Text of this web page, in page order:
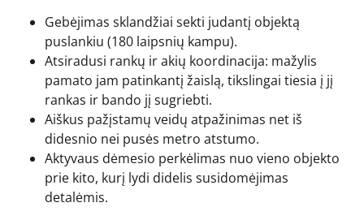
Gebėjimas sklandžiai sekti judantį objektą
puslankiu (180 laipsnių kampu).
Atsiradusi rankų ir akių koordinacija: mažylis
pamato jam patinkantį žaislą, tikslingai tiesia į jį
rankas ir bando jį sugriebti.
Aiškus pažįstamų veidų atpažinimas net iš
didesnio nei pusės metro atstumo.
Aktyvaus dėmesio perkėlimas nuo vieno objekto
prie kito, kurį lydi didelis susidomėjimas
detalėmis.